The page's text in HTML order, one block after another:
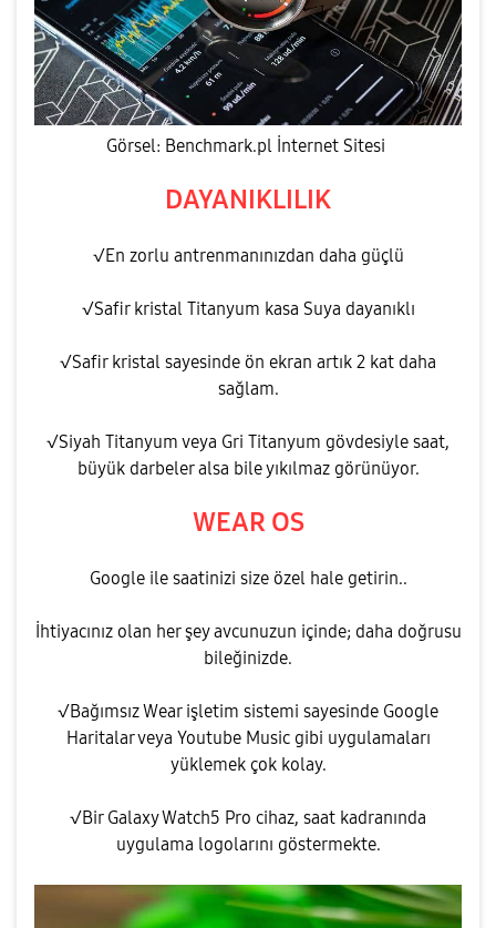
Görsel: Benchmark.pl İnternet Sitesi
DAYANIKLILIK
√En zorlu antrenmanınızdan daha güçlü
√Safir kristal Titanyum kasa Suya dayanıklı
√Safir kristal sayesinde ön ekran artık 2 kat daha
sağlam.
√Siyah Titanyum veya Gri Titanyum gövdesiyle saat,
büyük darbeler alsa bile yıkılmaz görünüyor.
WEAR OS
Google ile saatinizi size özel hale getirin..
İhtiyacınız olan her şey avcunuzun içinde; daha doğrusu
bileğinizde.
√Bağımsız Wear işletim sistemi sayesinde Google
Haritalar veya Youtube Music gibi uygulamaları
yüklemek çok kolay.
√Bir Galaxy Watch5 Pro cihaz, saat kadranında
uygulama logolarını göstermekte.